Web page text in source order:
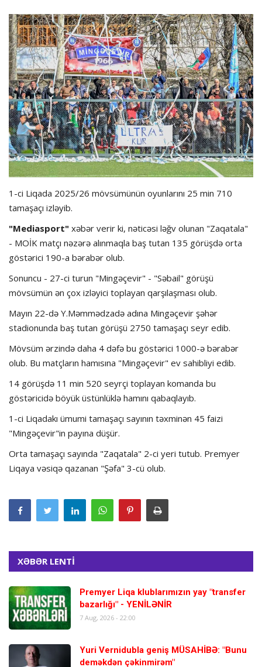
Hadisə
Olimpiada
Layihə
Formula 1
İdman növləri
1-ci Liqada 2025/26 mövsümünün oyunlarını 25 min 710
tamaşaçı izləyib.
"Mediasport" xəbər verir ki, nəticəsi ləğv olunan "Zaqatala"
- MOİK matçı nəzərə alınmaqla baş tutan 135 görüşdə orta
göstərici 190-a bərabər olub.
Sonuncu - 27-ci turun "Mingəçevir" - "Səbail" görüşü
mövsümün ən çox izləyici toplayan qarşılaşması olub.
Mayın 22-də Y.Məmmədzadə adına Mingəçevir şəhər
stadionunda baş tutan görüşü 2750 tamaşaçı seyr edib.
Mövsüm ərzində daha 4 dəfə bu göstərici 1000-ə bərabər
olub. Bu matçların hamısına "Mingəçevir" ev sahibliyi edib.
14 görüşdə 11 min 520 seyrçi toplayan komanda bu
göstəricidə böyük üstünlüklə hamını qabaqlayıb.
1-ci Liqadakı ümumi tamaşaçı sayının təxminən 45 faizi
"Mingəçevir"in payına düşür.
Orta tamaşaçı sayında "Zaqatala" 2-ci yeri tutub. Premyer
Liqaya vəsiqə qazanan "Şəfa" 3-cü olub.
XƏBƏR LENTİ
Premyer Liqa klublarımızın yay "transfer
bazarlığı" - YENİLƏNİR
7 Aug, 2026 - 22:00
Yuri Vernidubla geniş MÜSAHİBƏ: "Bunu
deməkdən çəkinmirəm"